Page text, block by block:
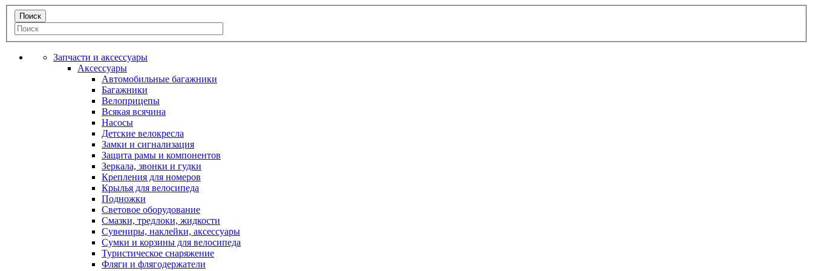
Запчасти и аксессуары
Аксессуары
Автомобильные багажники
Багажники
Велоприцепы
Всякая всячина
Насосы
Детские велокресла
Замки и сигнализация
Защита рамы и компонентов
Зеркала, звонки и гудки
Крепления для номеров
Крылья для велосипеда
Подножки
Световое оборудование
Смазки, тредлоки, жидкости
Сувениры, наклейки, аксессуары
Сумки и корзины для велосипеда
Туристическое снаряжение
Фляги и флягодержатели